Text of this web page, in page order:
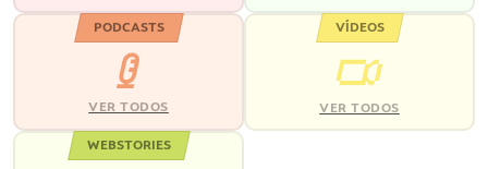
PODCASTS
VER TODOS
VÍDEOS
VER TODOS
WEBSTORIES